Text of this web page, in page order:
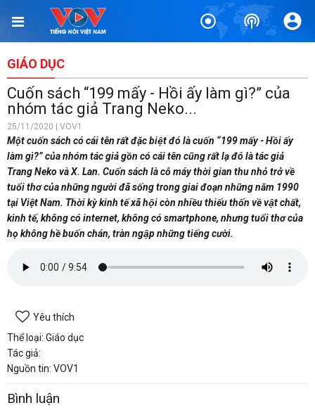
GIÁO DỤC
Cuốn sách “199 mấy - Hồi ấy làm gì?” của
nhóm tác giả Trang Neko...
25/11/2020 | VOV1
Một cuốn sách có cái tên rất đặc biệt đó là cuốn “199 mấy - Hồi ấy
làm gì?” của nhóm tác giả gồn có cái tên cũng rất lạ đó là tác giả
Trang Neko và X. Lan. Cuốn sách là cỗ máy thời gian thu nhỏ trở về
tuổi thơ của những người đã sống trong giai đoạn những năm 1990
tại Việt Nam. Thời kỳ kinh tế xã hội còn nhiều thiếu thốn về vật chất,
kinh tế, không có internet, không có smartphone, nhưng tuổi thơ của
họ không hề buốn chán, tràn ngập những tiếng cười.
Yêu thích
Thể loại: Giáo dục
Tác giả:
Nguồn tin: VOV1
Bình luận